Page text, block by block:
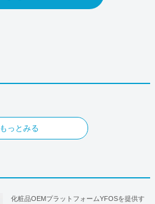
もっとみる
化粧品OEMプラットフォームYFOSを提供す